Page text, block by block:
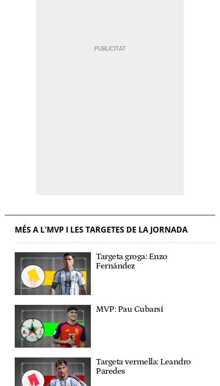
MÉS A L'MVP I LES TARGETES DE LA JORNADA
Targeta groga: Enzo
Fernández
MVP: Pau Cubarsí
Targeta vermella: Leandro
Paredes